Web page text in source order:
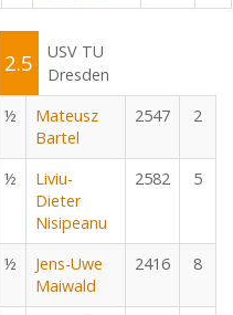
2.5
USV TU
Dresden
½
Mateusz
Bartel
2547 2
½
Liviu-
Dieter
Nisipeanu
2582 5
½
Jens-Uwe
Maiwald
2416 8